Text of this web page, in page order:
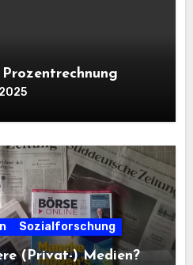
Sozialforschung
(Privat-) Medien?